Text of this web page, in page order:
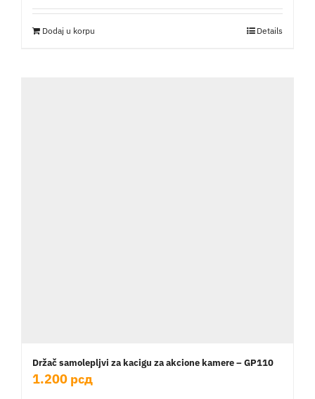
Dodaj u korpu Details
Držač samolepljvi za kacigu za akcione kamere – GP110
1.200 рсд